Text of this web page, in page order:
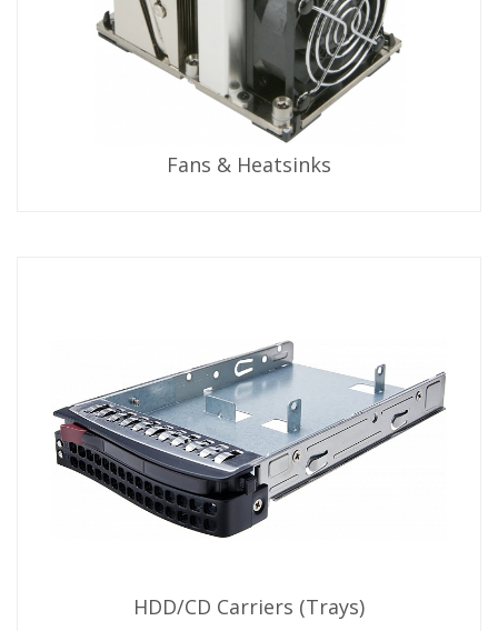
Fans & Heatsinks
HDD/CD Carriers (Trays)